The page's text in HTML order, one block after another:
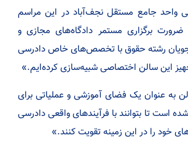
واحد جامع مستقل نجف‌آباد در این مراسم
برگزاری مستمر دادگاه‌های مجازی و
رشته حقوق با تخصص‌های خاص دادرسی
این سالن اختصاصی شبیه‌سازی کرده‌ایم.»
به عنوان یک فضای آموزشی و عملیاتی برای
است تا بتوانند با فرآیند‌های واقعی دادرسی
خود را در این زمینه تقویت کنند.»